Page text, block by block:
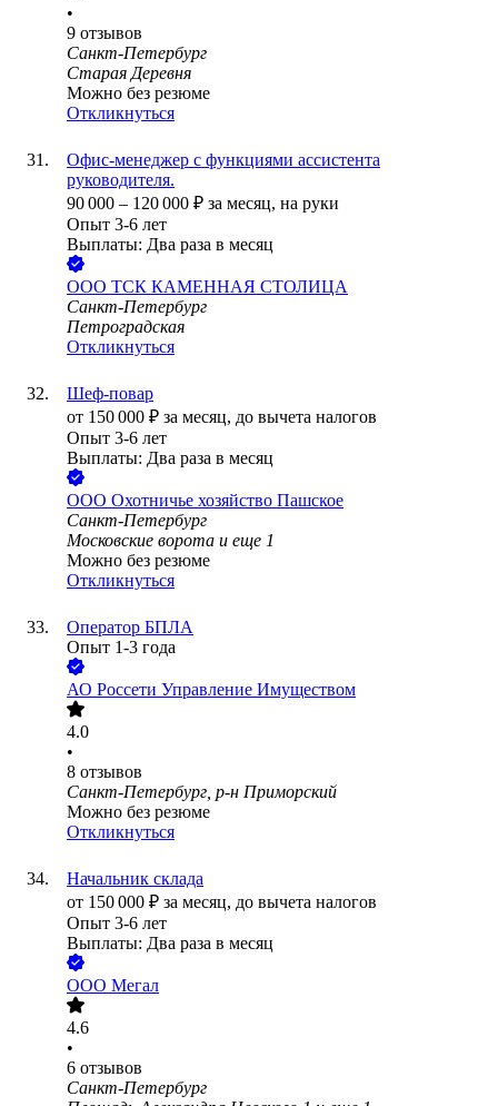
•
9 отзывов
Санкт-Петербург
Старая Деревня
Можно без резюме
Откликнуться
Офис-менеджер с функциями ассистента
руководителя.
90 000 – 120 000 ₽ за месяц, на руки
Опыт 3-6 лет
Выплаты: Два раза в месяц
ООО ТСК КАМЕННАЯ СТОЛИЦА
Санкт-Петербург
Петроградская
Откликнуться
Шеф-повар
от 150 000 ₽ за месяц, до вычета налогов
Опыт 3-6 лет
Выплаты: Два раза в месяц
ООО Охотничье хозяйство Пашское
Санкт-Петербург
Московские ворота и еще 1
Можно без резюме
Откликнуться
Оператор БПЛА
Опыт 1-3 года
АО Россети Управление Имуществом
4.0
•
8 отзывов
Санкт-Петербург, р-н Приморский
Можно без резюме
Откликнуться
Начальник склада
от 150 000 ₽ за месяц, до вычета налогов
Опыт 3-6 лет
Выплаты: Два раза в месяц
ООО Мегал
4.6
•
6 отзывов
Санкт-Петербург